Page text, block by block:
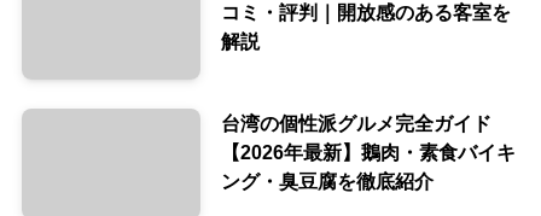
コミ・評判｜開放感のある客室を
解説
台湾の個性派グルメ完全ガイド
【2026年最新】鵝肉・素食バイキ
ング・臭豆腐を徹底紹介